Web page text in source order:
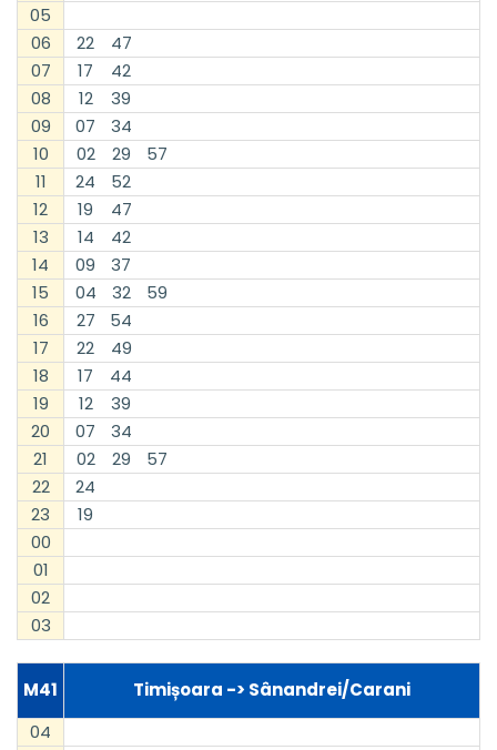
05
06
22
47
07
17
42
08
12
39
09
07
34
10
02 29
57
11
24
52
12
19
47
13
14
42
14
09
37
15
04 32
59
16
27
54
17
22
49
18
17
44
19
12
39
20
07
34
21
02 29
57
22
24
23
19
00
01
02
03
M41
Timișoara -> Sânandrei/Carani
04